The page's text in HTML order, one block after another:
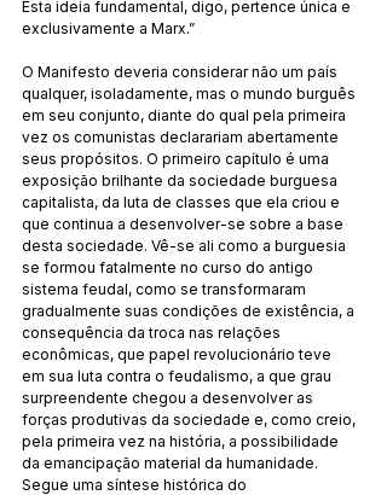
Esta ideia fundamental, digo, pertence única e
exclusivamente a Marx.”
O Manifesto deveria considerar não um país
qualquer, isoladamente, mas o mundo burguês
em seu conjunto, diante do qual pela primeira
vez os comunistas declarariam abertamente
seus propósitos. O primeiro capítulo é uma
exposição brilhante da sociedade burguesa
capitalista, da luta de classes que ela criou e
que continua a desenvolver-se sobre a base
desta sociedade. Vê-se ali como a burguesia
se formou fatalmente no curso do antigo
sistema feudal, como se transformaram
gradualmente suas condições de existência, a
consequência da troca nas relações
econômicas, que papel revolucionário teve
em sua luta contra o feudalismo, a que grau
surpreendente chegou a desenvolver as
forças produtivas da sociedade e, como creio,
pela primeira vez na história, a possibilidade
da emancipação material da humanidade.
Segue uma síntese histórica do